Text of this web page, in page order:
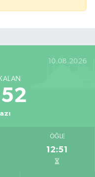
10.08.2026
ÖĞLE
12:51